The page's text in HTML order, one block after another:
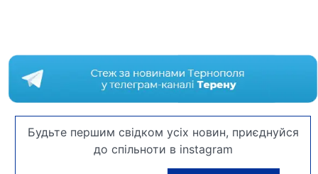
Будьте першим свідком усіх новин, приєднуйся
до спільноти в instagram